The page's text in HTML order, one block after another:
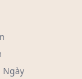
Ngày